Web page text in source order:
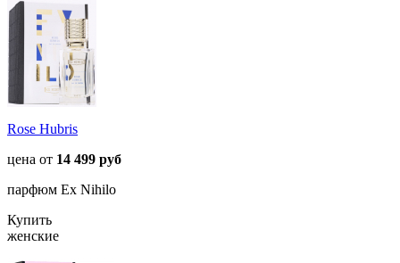
Rose Hubris
цена от 14 499 руб
парфюм Ex Nihilo
Купить
женские